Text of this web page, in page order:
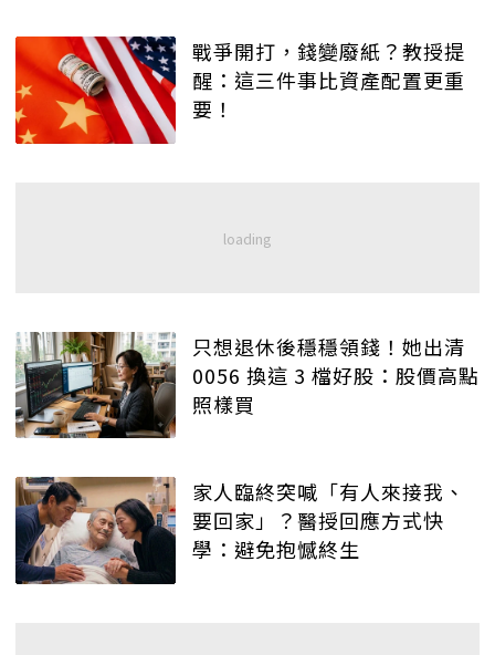
戰爭開打，錢變廢紙？教授提
醒：這三件事比資產配置更重
要！
只想退休後穩穩領錢！她出清
0056 換這 3 檔好股：股價高點
照樣買
家人臨終突喊「有人來接我、
要回家」？醫授回應方式快
學：避免抱憾終生